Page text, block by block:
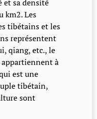
et sa densité
km2. Les
tibétains et les
représentent
qiang, etc., le
à
est une
tibétain,
sont